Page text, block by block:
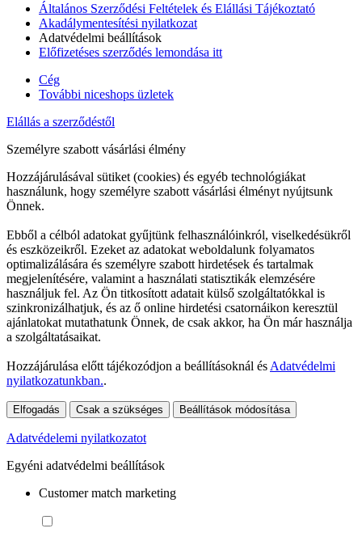
Általános Szerződési Feltételek és Elállási Tájékoztató
Akadálymentesítési nyilatkozat
Adatvédelmi beállítások
Előfizetéses szerződés lemondása itt
Cég
További niceshops üzletek
Elállás a szerződéstől
Személyre szabott vásárlási élmény
Hozzájárulásával sütiket (cookies) és egyéb technológiákat
használunk, hogy személyre szabott vásárlási élményt nyújtsunk
Önnek.
Ebből a célból adatokat gyűjtünk felhasználóinkról, viselkedésükről
és eszközeikről. Ezeket az adatokat weboldalunk folyamatos
optimalizálására és személyre szabott hirdetések és tartalmak
megjelenítésére, valamint a használati statisztikák elemzésére
használjuk fel. Az Ön titkosított adatait külső szolgáltatókkal is
szinkronizálhatjuk, és az ő online hirdetési csatornáikon keresztül
ajánlatokat mutathatunk Önnek, de csak akkor, ha Ön már használja
a szolgáltatásaikat.
Hozzájárulása előtt tájékozódjon a beállításoknál és Adatvédelmi
nyilatkozatunkban..
Elfogadás Csak a szükséges Beállítások módosítása
Adatvédelemi nyilatkozatot
Egyéni adatvédelmi beállítások
Customer match marketing